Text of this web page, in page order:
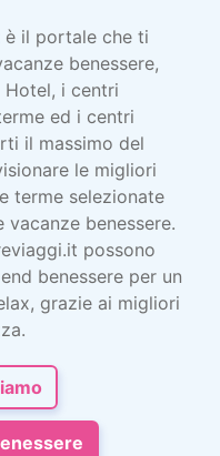
è il portale che ti
benessere,
i centri
ed i centri
il massimo del
le migliori
terme selezionate
vacanze benessere.
possono
benessere per un
grazie ai migliori